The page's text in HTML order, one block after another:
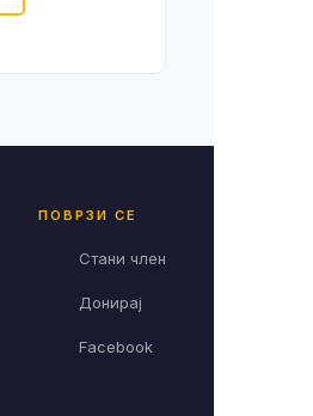
ПОВРЗИ СЕ
Стани член
Донирај
Facebook